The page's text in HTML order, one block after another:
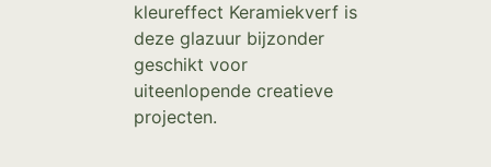
kleureffect Keramiekverf is
deze glazuur bijzonder
geschikt voor
uiteenlopende creatieve
projecten.